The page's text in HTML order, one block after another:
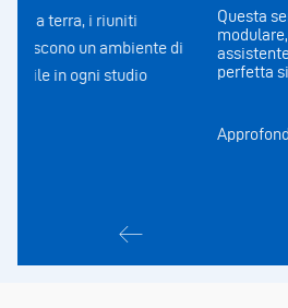
Questa serie trasforma la
modulare, in cui gruppo idrico,
assistente, lampada scialitica e la
perfetta sinergia.